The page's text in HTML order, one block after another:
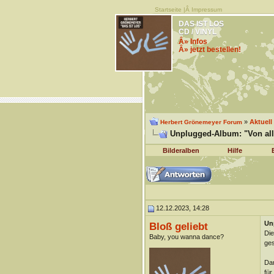
Startseite |Â Impressum
DAS IST LOS
CD / VINYL
Â» Infos
Â» jetzt bestellen!
Herbert Grönemeyer Forum» Aktuell
Unplugged-Album: "Von
Bilderalben Hilfe
12.12.2023, 14:28
Bloß geliebt
Baby, you wanna dance?
für